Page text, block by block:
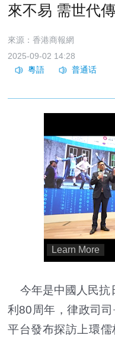
來不易 需世代
來源：香港商報網
2025-09-02 14:28
今年是中國人民抗
利80周年，律政司
平台發布探訪上環